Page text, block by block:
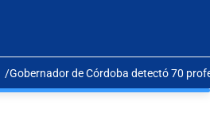
Gobernador de Córdoba detectó 70